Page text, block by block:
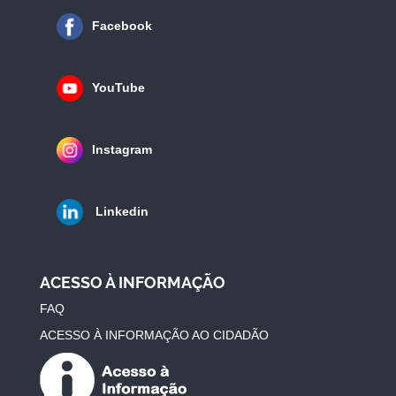
Facebook
YouTube
Instagram
Linkedin
ACESSO À INFORMAÇÃO
FAQ
ACESSO À INFORMAÇÃO AO CIDADÃO